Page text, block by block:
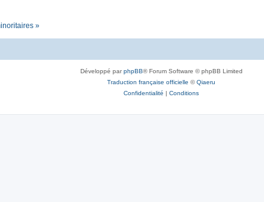
»
Développé parphpBB® Forum Software © phpBB Limited
Traduction française officielle ©Qiaeru
Confidentialité | Conditions